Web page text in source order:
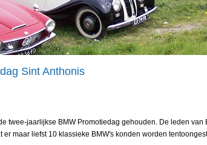
Sint Anthonis
twee-jaarlijkse BMW Promotiedag gehouden. De leden
maar liefst 10 klassieke BMW's konden worden